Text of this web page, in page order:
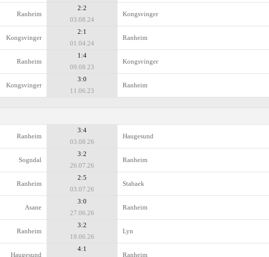
Ranheim
2:2
03.08.24
Kongsvinger
Kongsvinger
2:1
01.04.24
Ranheim
Ranheim
1:4
09.08.23
Kongsvinger
Kongsvinger
3:0
11.06.23
Ranheim
Ranheim
3:4
03.08.26
Haugesund
Sogndal
3:2
26.07.26
Ranheim
Ranheim
2:5
03.07.26
Stabaek
Asane
3:0
27.06.26
Ranheim
Ranheim
3:2
19.06.26
Lyn
Haugesund
4:1
Ranheim